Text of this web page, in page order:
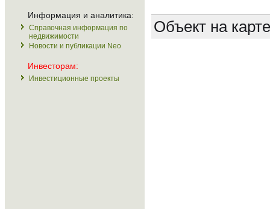
Информация и аналитика:
Справочная информация по
недвижимости
Новости и публикации Neo
Инвесторам:
Инвестиционные проекты
Объект на карте